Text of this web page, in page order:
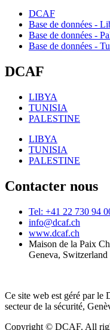
DCAF
Base de données -
Base de données -
Base de données -
DCAF
LIBYA
TUNISIA
PALESTINE
LIBYA
TUNISIA
PALESTINE
Contacter nous
Tel: +41 22 730 94
info@dcaf.ch
www.dcaf.ch
Maison de la Paix
Geneva, Switzerland
Ce site web est géré par le
secteur de la sécurité,
Copyright © DCAF. All